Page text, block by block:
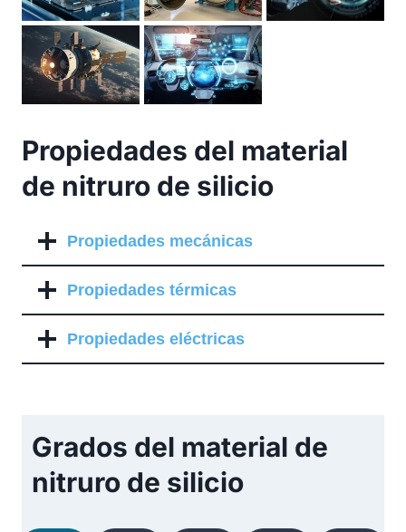
Propiedades del material
de nitruro de silicio
Propiedades mecánicas
Propiedades térmicas
Propiedades eléctricas
Grados del material de
nitruro de silicio